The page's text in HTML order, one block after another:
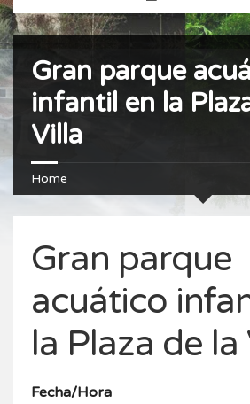
Gran parque
infantil en la
Villa
Home
Gran parque
acuático
la Plaza de la
Fecha/Hora